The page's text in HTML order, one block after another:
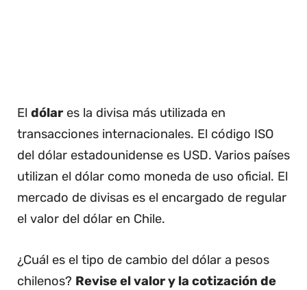
El dólares la divisa más utilizada en
transacciones internacionales. El código ISO
del dólar estadounidense es USD. Varios países
utilizan el dólar como moneda de uso oficial. El
mercado de divisas es el encargado de regular
el valor del dólar en Chile.
¿Cuál es el tipo de cambio del dólar a pesos
chilenos? Revise el valor y la cotización de